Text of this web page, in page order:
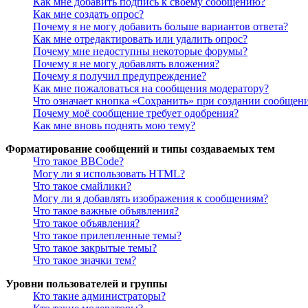
Как мне создать опрос?
Почему я не могу добавить больше вариантов ответа?
Как мне отредактировать или удалить опрос?
Почему мне недоступны некоторые форумы?
Почему я не могу добавлять вложения?
Почему я получил предупреждение?
Как мне пожаловаться на сообщения модератору?
Что означает кнопка «Сохранить» при создании
Почему моё сообщение требует одобрения?
Как мне вновь поднять мою тему?
Форматирование сообщений и типы создаваемых тем
Что такое BBCode?
Могу ли я использовать HTML?
Что такое смайлики?
Могу ли я добавлять изображения к сообщениям?
Что такое важные объявления?
Что такое объявления?
Что такое прилепленные темы?
Что такое закрытые темы?
Что такое значки тем?
Уровни пользователей и группы
Кто такие администраторы?